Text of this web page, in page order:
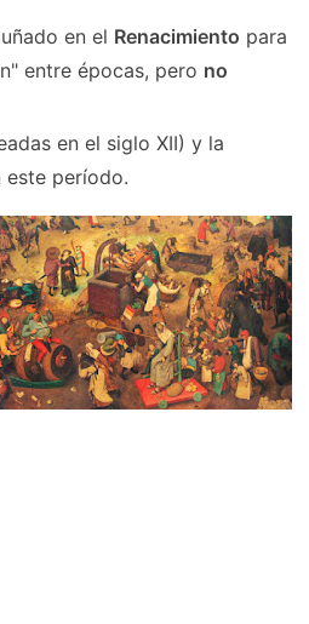
en el Renacimiento para
entre épocas, pero no
en el siglo XII) y la
este período.